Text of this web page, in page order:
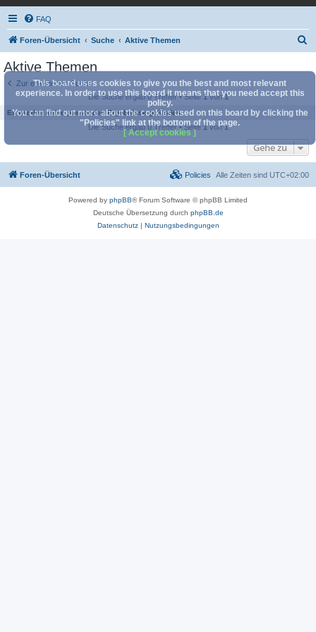
FAQ
Foren-Übersicht Suche Aktive Themen
c
Aktive Themen
Zur erweiterten Suche
Die Suche ergab 0 Treffer • Seite 1von1
Es wurden keine passenden Ergebnisse gefunden.
Die Suche ergab 0 Treffer • Seite 1von1
Gehe zu
This board uses cookies to give you the best and most relevant
experience. In order to use this board it means that you need accept this
policy.
You can find out more about the cookies used on this board by clicking the
"Policies" link at the bottom of the page.
[ Accept cookies ]
Foren-Übersicht Alle Zeiten sind UTC+02:00
Policies
Powered by phpBB® Forum Software © phpBB Limited
Deutsche Übersetzung durch phpBB.de
Datenschutz| Nutzungsbedingungen